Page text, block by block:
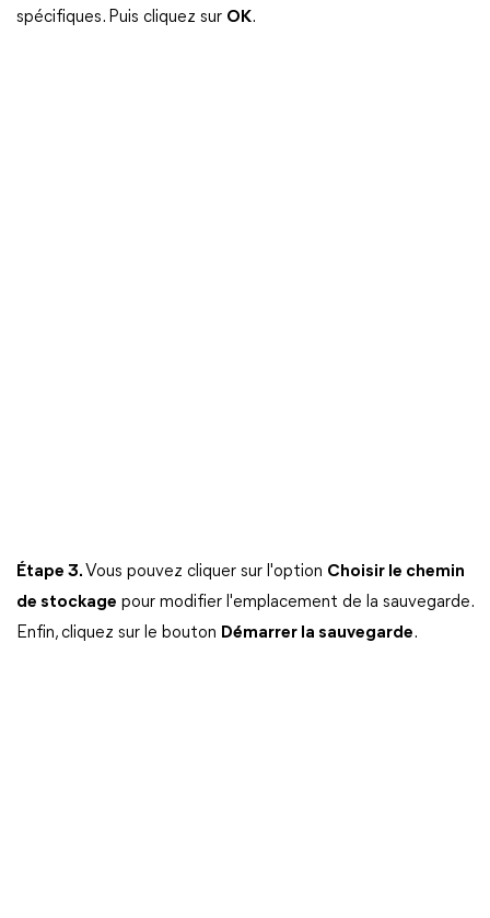
spécifiques. Puis cliquez sur OK.
Étape 3. Vous pouvez cliquer sur l'option Choisir le chemin
de stockage pour modifier l'emplacement de la sauvegarde.
Enfin, cliquez sur le bouton Démarrer la sauvegarde.